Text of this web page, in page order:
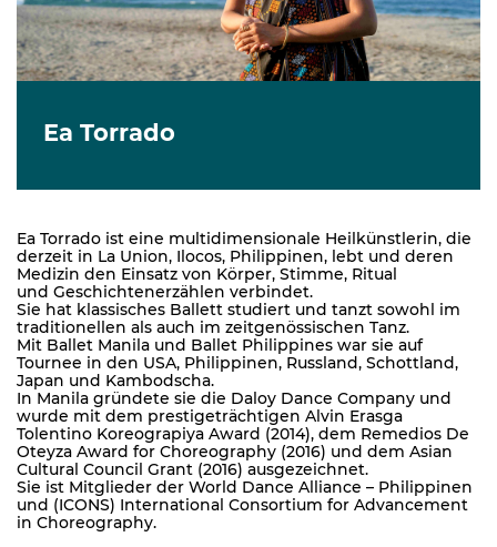
Ea Torrado
Ea Torrado ist eine multidimensionale Heilkünstlerin, die
derzeit in La Union, Ilocos, Philippinen, lebt und deren
Medizin den Einsatz von Körper, Stimme, Ritual
und Geschichtenerzählen verbindet.
Sie hat klassisches Ballett studiert und tanzt sowohl im
traditionellen als auch im zeitgenössischen Tanz.
Mit Ballet Manila und Ballet Philippines war sie auf
Tournee in den USA, Philippinen, Russland, Schottland,
Japan und Kambodscha.
In Manila gründete sie die Daloy Dance Company und
wurde mit dem prestigeträchtigen Alvin Erasga
Tolentino Koreograpiya Award (2014), dem Remedios De
Oteyza Award for Choreography (2016) und dem Asian
Cultural Council Grant (2016) ausgezeichnet.
Sie ist Mitglieder der World Dance Alliance – Philippinen
und (ICONS) International Consortium for Advancement
in Choreography.